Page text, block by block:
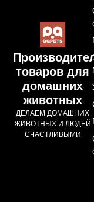
товаров для
домашних
животных
ДЕЛАЕМ ДОМАШНИХ
ЖИВОТНЫХ И ЛЮДЕЙ
СЧАСТЛИВЫМИ